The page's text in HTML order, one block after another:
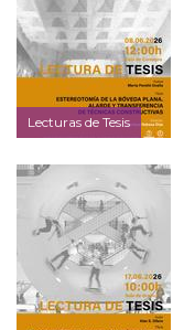
Lecturas de Tesis